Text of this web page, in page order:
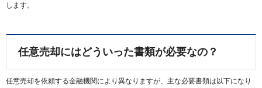
します。
任意売却にはどういった書類が必要なの？
任意売却を依頼する金融機関により異なりますが、主な必要書類は以下になり